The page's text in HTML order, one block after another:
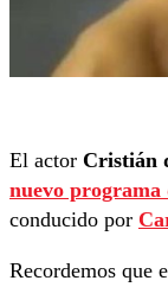
El actor Cristián
nuevo
conducido por
Recordemos que